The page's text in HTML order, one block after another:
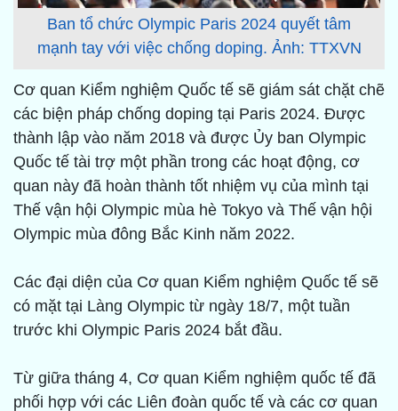
Ban tổ chức Olympic Paris 2024 quyết tâm
mạnh tay với việc chống doping. Ảnh: TTXVN
Cơ quan Kiểm nghiệm Quốc tế sẽ giám sát chặt chẽ
các biện pháp chống doping tại Paris 2024. Được
thành lập vào năm 2018 và được Ủy ban Olympic
Quốc tế tài trợ một phần trong các hoạt động, cơ
quan này đã hoàn thành tốt nhiệm vụ của mình tại
Thế vận hội Olympic mùa hè Tokyo và Thế vận hội
Olympic mùa đông Bắc Kinh năm 2022.
Các đại diện của Cơ quan Kiểm nghiệm Quốc tế sẽ
có mặt tại Làng Olympic từ ngày 18/7, một tuần
trước khi Olympic Paris 2024 bắt đầu.
Từ giữa tháng 4, Cơ quan Kiểm nghiệm quốc tế đã
phối hợp với các Liên đoàn quốc tế và các cơ quan